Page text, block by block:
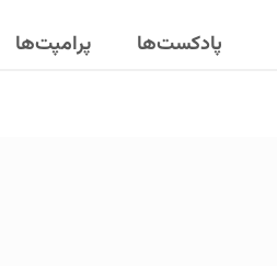
پادکست‌ها پرامپت‌ها